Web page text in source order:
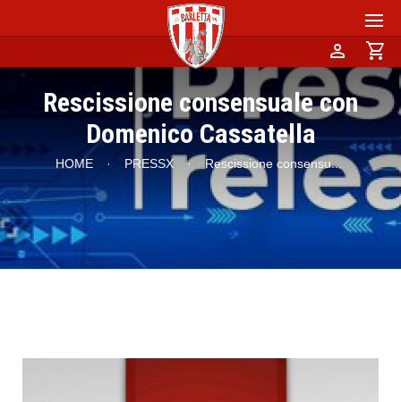
person shopping_cart
Rescissione consensuale con
Domenico Cassatella
HOME · PRESSX · Rescissione consensu...